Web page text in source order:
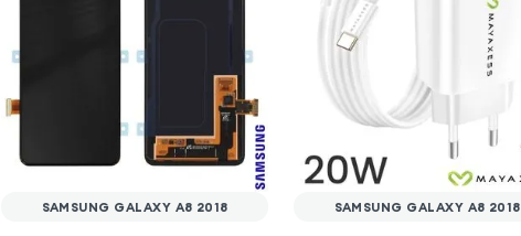
SAMSUNG GALAXY A8 2018 SAMSUNG GALAXY A8 2018